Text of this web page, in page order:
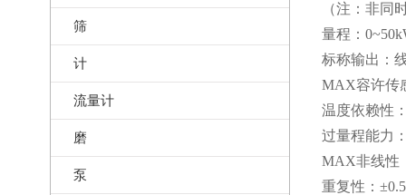
筛
计
流量计
磨
泵
（注：非同
量程：
标称输出：
MAX容许传
温度依赖性
过量程能力
MAX非线性
重复性：